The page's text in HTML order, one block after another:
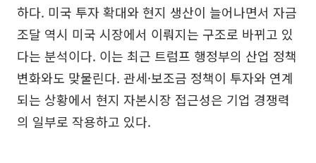
하다. 미국 투자 확대와 현지 생산이 늘어나면서 자금
조달 역시 미국 시장에서 이뤄지는 구조로 바뀌고 있
다는 분석이다. 이는 최근 트럼프 행정부의 산업 정책
변화와도 맞물린다. 관세·보조금 정책이 투자와 연계
되는 상황에서 현지 자본시장 접근성은 기업 경쟁력
의 일부로 작용하고 있다.